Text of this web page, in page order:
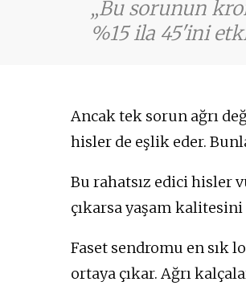
Bu sorunun
%15 ila 45'ini
Ancak tek sorun ağrı
hisler de eşlik eder.
Bu rahatsız edici hisler
çıkarsa yaşam
Faset sendromu en sık
ortaya çıkar. Ağrı